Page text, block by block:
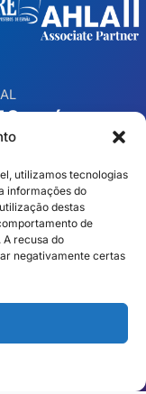
utilizamos tecnologias
informações do
destas
de
recusa do
negativamente certas
países
→